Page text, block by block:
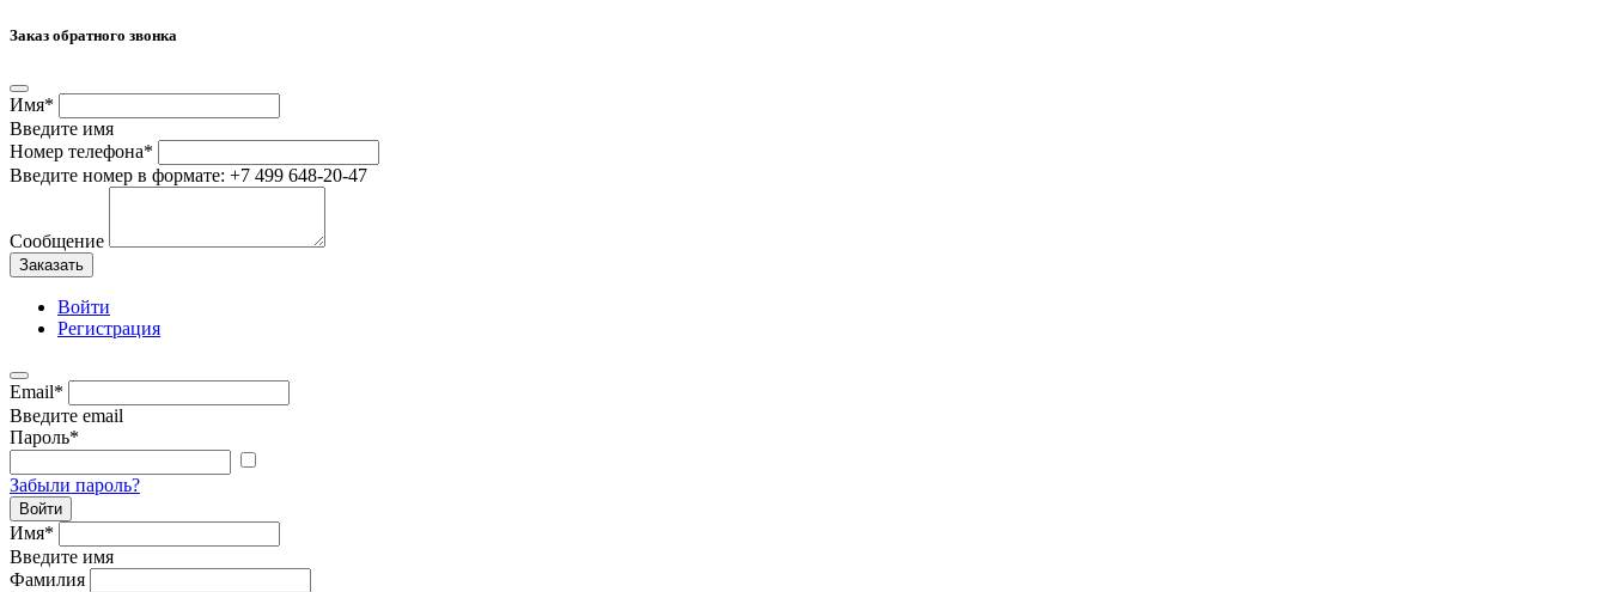
Заказ обратного звонка
Имя*
Введите имя
Номер телефона*
Введите номер в формате: +7 499 648-20-47
Сообщение
Заказать
Войти
Регистрация
Email*
Введите email
Пароль*
Забыли пароль?
Войти
Имя*
Введите имя
Фамилия